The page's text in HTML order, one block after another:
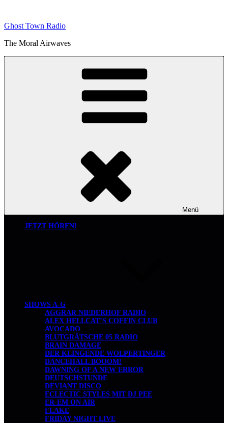
springen
Ghost Town Radio
The Moral Airwaves
Menü
JETZT HÖREN!
SHOWS A-G
AGGRAR NIEDERHOF RADIO
ALEX HELLCAT’S COFFIN CLUB
AVOCADO
BLUTGRÄTSCHE 05 RADIO
BRAIN DAMAGE
DER KLINGENDE WOLPERTINGER
DANCEHALL BOOOM!
DAWNING OF A NEW ERROR
DEUTSCHSTUNDE
DEVIANT DISCO
ECLECTIC STYLES MIT DJ PEE
ER-EM ON AIR
FLAKE
FRIDAY NIGHT LIVE